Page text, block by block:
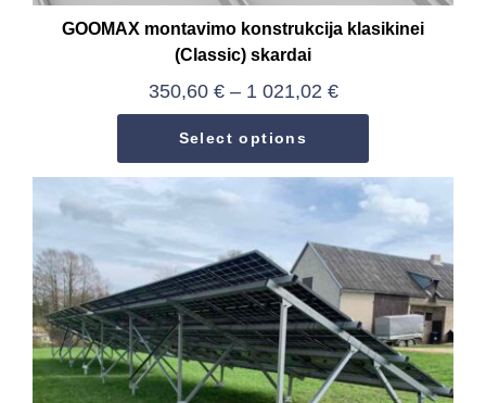
GOOMAX montavimo konstrukcija klasikinei
(Classic) skardai
350,60 €– 1 021,02 €
Select options